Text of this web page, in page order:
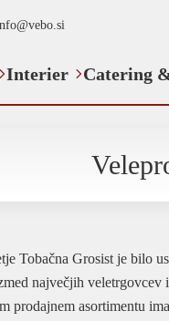
Interier Catering
Tobačna Grosist je bilo
največjih
prodajnem asortimentu